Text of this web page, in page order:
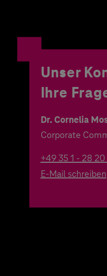
Unser
Ihre
Dr. Cornelia
Corporate
+49 35 1 - 28 20
E-Mail schreiben